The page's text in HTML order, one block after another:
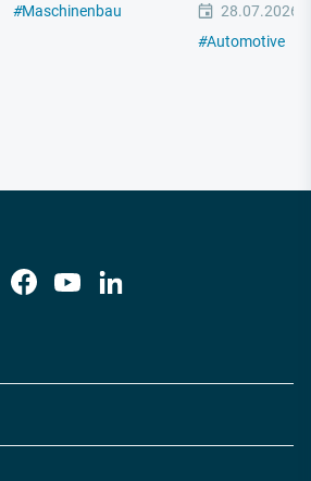
#Maschinenbau
28.07.2026
#Automotive